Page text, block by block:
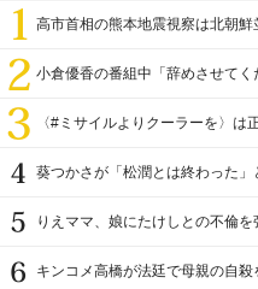
高市首相の熊本地震視察は北朝鮮
小倉優香の番組中「辞めさせて
〈#ミサイルよりクーラーを〉
葵つかさが「松潤とは終わった」
りえママ、娘にたけしとの不倫を
キンコメ高橋が法廷で母親の自殺